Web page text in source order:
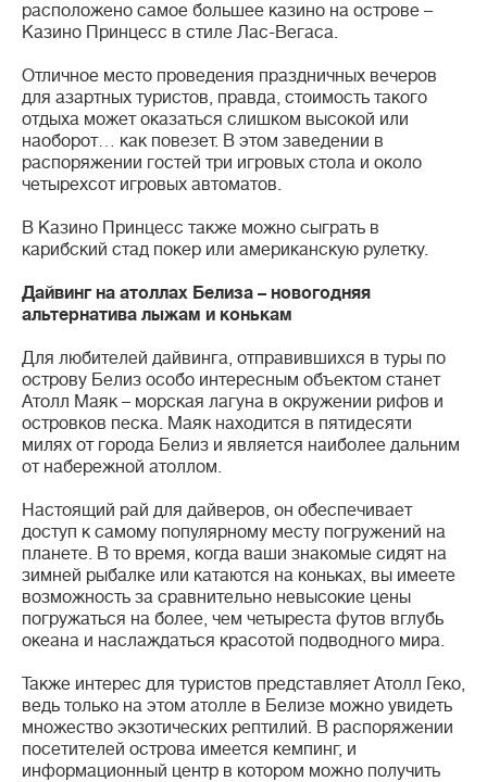
расположено самое большее казино на острове –
Казино Принцесс в стиле Лас-Вегаса.
Отличное место проведения праздничных вечеров
для азартных туристов, правда, стоимость такого
отдыха может оказаться слишком высокой или
наоборот… как повезет. В этом заведении в
распоряжении гостей три игровых стола и около
четырехсот игровых автоматов.
В Казино Принцесс также можно сыграть в
карибский стад покер или американскую рулетку.
Дайвинг на атоллах Белиза – новогодняя
альтернатива лыжам и конькам
Для любителей дайвинга, отправившихся в туры по
острову Белиз особо интересным объектом станет
Атолл Маяк – морская лагуна в окружении рифов и
островков песка. Маяк находится в пятидесяти
милях от города Белиз и является наиболее дальним
от набережной атоллом.
Настоящий рай для дайверов, он обеспечивает
доступ к самому популярному месту погружений на
планете. В то время, когда ваши знакомые сидят на
зимней рыбалке или катаются на коньках, вы имеете
возможность за сравнительно невысокие цены
погружаться на более, чем четыреста футов вглубь
океана и наслаждаться красотой подводного мира.
Также интерес для туристов представляет Атолл Геко,
ведь только на этом атолле в Белизе можно увидеть
множество экзотических рептилий. В распоряжении
посетителей острова имеется кемпинг, и
информационный центр в котором можно получить